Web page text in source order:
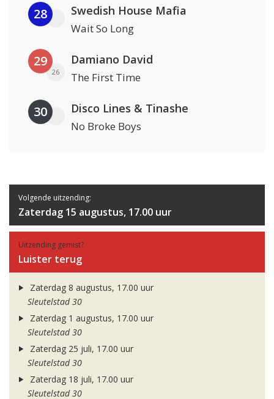
28 Swedish House Mafia
Wait So Long
29
26
Damiano David
The First Time
30 Disco Lines & Tinashe
No Broke Boys
Volgende uitzending:
Zaterdag 15 augustus, 17.00 uur
Uitzending gemist?
Luister terug
Zaterdag 8 augustus, 17.00 uur
Sleutelstad 30
Zaterdag 1 augustus, 17.00 uur
Sleutelstad 30
Zaterdag 25 juli, 17.00 uur
Sleutelstad 30
Zaterdag 18 juli, 17.00 uur
Sleutelstad 30